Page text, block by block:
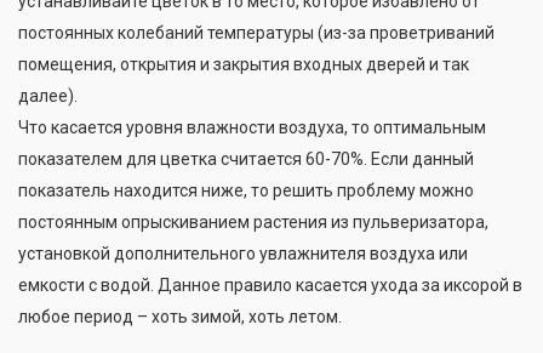
постоянных колебаний температуры (из-за проветриваний
помещения, открытия и закрытия входных дверей и так
далее).
Что касается уровня влажности воздуха, то оптимальным
показателем для цветка считается 60-70%. Если данный
показатель находится ниже, то решить проблему можно
постоянным опрыскиванием растения из пульверизатора,
установкой дополнительного увлажнителя воздуха или
емкости с водой. Данное правило касается ухода за иксорой в
любое период – хоть зимой, хоть летом.